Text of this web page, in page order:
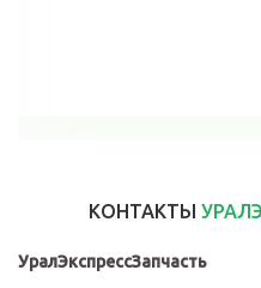
КОНТАКТЫ
УралЭкспрессЗапчасть